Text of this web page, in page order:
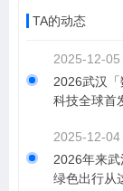
TA的动态
2025-12-05
2026武汉
科技全球首
2025-12-04
2026年来武
绿色出行从